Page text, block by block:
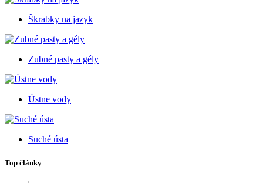
Škrabky na jazyk
Zubné pasty a gély
Ústne vody
Suché ústa
Top články